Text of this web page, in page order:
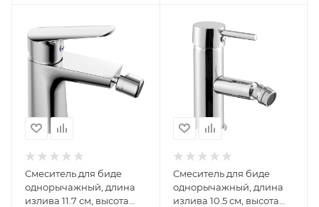
Смеситель для биде
однорычажный, длина
излива 11.7 см, высота
Смеситель для биде
однорычажный, длина
излива 10.5 см, высота